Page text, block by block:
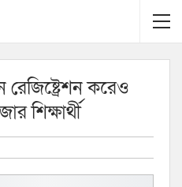
রেজিষ্ট্রেশন করেও
শিক্ষার্থী